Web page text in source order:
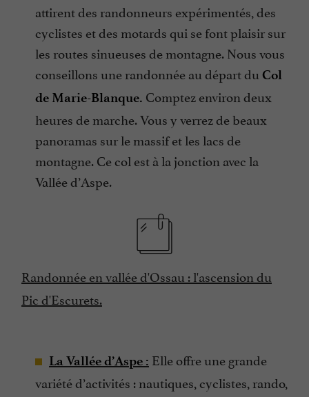
attirent des randonneurs expérimentés, des
cyclistes et des motards qui se font plaisir sur
les routes sinueuses de montagne. Nous vous
conseillons une randonnée au départ du Col
de Marie-Blanque. Comptez environ deux
heures de marche. Vous y verrez de beaux
panoramas sur le massif et les lacs de
montagne. Ce col est à la jonction avec la
Vallée d’Aspe.
Randonnée en vallée d'Ossau : l'ascension du
Pic d'Escurets.
La Vallée d’Aspe : Elle offre une grande
variété d’activités : nautiques, cyclistes, rando,